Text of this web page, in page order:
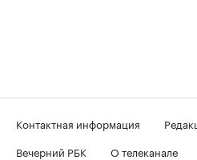
Контактная информация
Вечерний РБК
О телеканале